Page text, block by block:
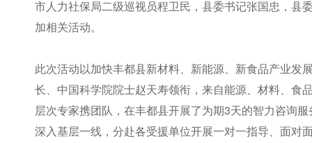
市人力社保局二级巡视员程卫民，县委书记张国忠，县
加相关活动。
此次活动以加快丰都县新材料、新能源、新食品产业发
长、中国科学院院士赵天寿领衔，来自能源、材料、食
层次专家携团队，在丰都县开展了为期3天的智力咨询
深入基层一线，分赴各受援单位开展一对一指导、面对